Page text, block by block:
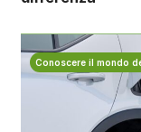
Conoscere il mondo